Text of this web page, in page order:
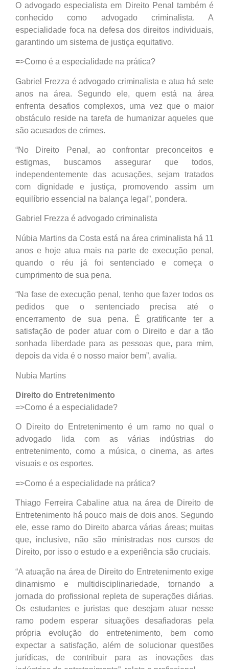
O advogado especialista em Direito Penal também é
conhecido como advogado criminalista. A
especialidade foca na defesa dos direitos individuais,
garantindo um sistema de justiça equitativo.
=>Como é a especialidade na prática?
Gabriel Frezza é advogado criminalista e atua há sete
anos na área. Segundo ele, quem está na área
enfrenta desafios complexos, uma vez que o maior
obstáculo reside na tarefa de humanizar aqueles que
são acusados de crimes.
“No Direito Penal, ao confrontar preconceitos e
estigmas, buscamos assegurar que todos,
independentemente das acusações, sejam tratados
com dignidade e justiça, promovendo assim um
equilíbrio essencial na balança legal”, pondera.
Gabriel Frezza é advogado criminalista
Núbia Martins da Costa está na área criminalista há 11
anos e hoje atua mais na parte de execução penal,
quando o réu já foi sentenciado e começa o
cumprimento de sua pena.
“Na fase de execução penal, tenho que fazer todos os
pedidos que o sentenciado precisa até o
encerramento de sua pena. É gratificante ter a
satisfação de poder atuar com o Direito e dar a tão
sonhada liberdade para as pessoas que, para mim,
depois da vida é o nosso maior bem”, avalia.
Nubia Martins
Direito do Entretenimento
=>Como é a especialidade?
O Direito do Entretenimento é um ramo no qual o
advogado lida com as várias indústrias do
entretenimento, como a música, o cinema, as artes
visuais e os esportes.
=>Como é a especialidade na prática?
Thiago Ferreira Cabaline atua na área de Direito de
Entretenimento há pouco mais de dois anos. Segundo
ele, esse ramo do Direito abarca várias áreas; muitas
que, inclusive, não são ministradas nos cursos de
Direito, por isso o estudo e a experiência são cruciais.
“A atuação na área de Direito do Entretenimento exige
dinamismo e multidisciplinariedade, tornando a
jornada do profissional repleta de superações diárias.
Os estudantes e juristas que desejam atuar nesse
ramo podem esperar situações desafiadoras pela
própria evolução do entretenimento, bem como
expectar a satisfação, além de solucionar questões
jurídicas, de contribuir para as inovações das